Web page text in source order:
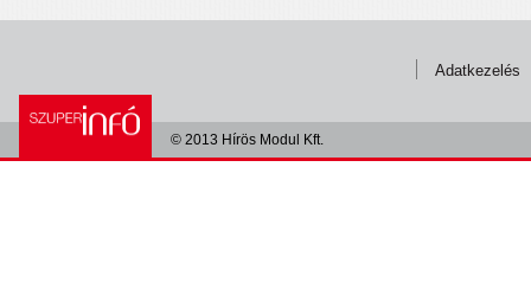
Adatkezelés
© 2013 Hírös Modul Kft.